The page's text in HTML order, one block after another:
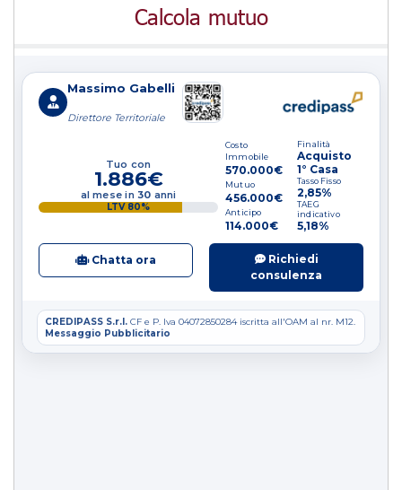
Calcola mutuo